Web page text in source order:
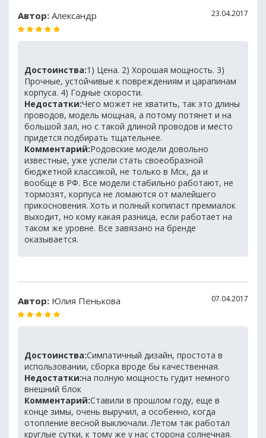
Автор: Александр 23.04.2017
Достоинства:1) Цена. 2) Хорошая мощность. 3)
Прочные, устойчивые к повреждениям и царапинам
корпуса. 4) Годные скорости.
Недостатки:Чего может не хватить, так это длины
проводов, модель мощная, а потому потянет и на
большой зал, но с такой длиной проводов и место
придется подбирать тщательнее.
Комментарий:Родовские модели довольно
известные, уже успели стать своеобразной
бюджетной классикой, не только в Мск, да и
вообще в РФ. Все модели стабильно работают, не
тормозят, корпуса не ломаются от малейшего
прикосновения. Хоть и полный копипаст премиалок
выходит, но кому какая разница, если работает на
таком же уровне. Все завязано на бренде
оказывается.
Автор: Юлия Пенькова 07.04.2017
Достоинства:Симпатичный дизайн, простота в
использовании, сборка вроде бы качественная.
Недостатки:на полную мощность гудит немного
внешний блок
Комментарий:Ставили в прошлом году, еще в
конце зимы, очень выручил, а особенно, когда
отопление весной выключали. Летом так работал
круглые сутки, к тому же у нас сторона солнечная.